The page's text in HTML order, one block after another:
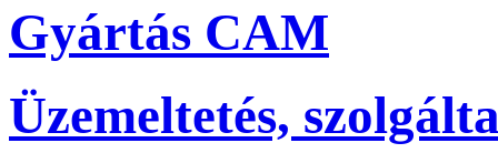
Gyártás CAM
Üzemeltetés,